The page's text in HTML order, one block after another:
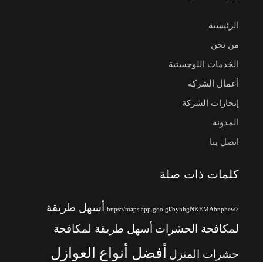
الرئيسية
من نحن
الخدمات اللوجستية
أعمال الشركة
إنجازات الشركة
المدونة
اتصل بنا
كلمات ذات صلة
https://maps.app.goo.gl/byhhgNKEMAbnphew7
أسهل طريقة
لمكافحة الحشرات أسهل طريقة لمكافحة
حشرات المنزل
أفضل أنواع العوازل